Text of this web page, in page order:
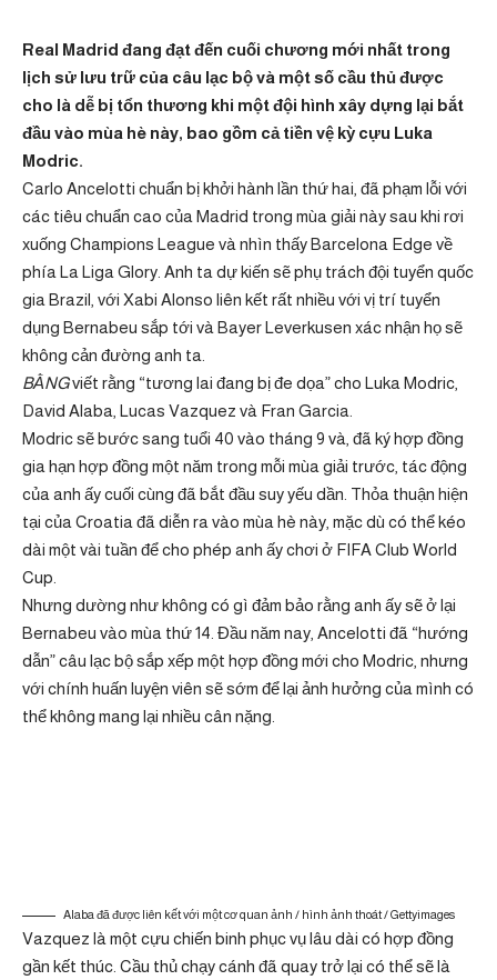
Real Madrid đang đạt đến cuối chương mới nhất trong
lịch sử lưu trữ của câu lạc bộ và một số cầu thủ được
cho là dễ bị tổn thương khi một đội hình xây dựng lại bắt
đầu vào mùa hè này, bao gồm cả tiền vệ kỳ cựu Luka
Modric.
Carlo Ancelotti chuẩn bị khởi hành lần thứ hai, đã phạm lỗi với
các tiêu chuẩn cao của Madrid trong mùa giải này sau khi rơi
xuống Champions League và nhìn thấy Barcelona Edge về
phía La Liga Glory. Anh ta dự kiến ​​sẽ phụ trách đội tuyển quốc
gia Brazil, với Xabi Alonso liên kết rất nhiều với vị trí tuyển
dụng Bernabeu sắp tới và Bayer Leverkusen xác nhận họ sẽ
không cản đường anh ta.
BẰNGviết rằng “tương lai đang bị đe dọa” cho Luka Modric,
David Alaba, Lucas Vazquez và Fran Garcia.
Modric sẽ bước sang tuổi 40 vào tháng 9 và, đã ký hợp đồng
gia hạn hợp đồng một năm trong mỗi mùa giải trước, tác động
của anh ấy cuối cùng đã bắt đầu suy yếu dần. Thỏa thuận hiện
tại của Croatia đã diễn ra vào mùa hè này, mặc dù có thể kéo
dài một vài tuần để cho phép anh ấy chơi ở FIFA Club World
Cup.
Nhưng dường như không có gì đảm bảo rằng anh ấy sẽ ở lại
Bernabeu vào mùa thứ 14. Đầu năm nay, Ancelotti đã “hướng
dẫn” câu lạc bộ sắp xếp một hợp đồng mới cho Modric, nhưng
với chính huấn luyện viên sẽ sớm để lại ảnh hưởng của mình có
thể không mang lại nhiều cân nặng.
Alaba đã được liên kết với một cơ quan ảnh / hình ảnh thoát / Gettyimages
Vazquez là một cựu chiến binh phục vụ lâu dài có hợp đồng
gần kết thúc. Cầu thủ chạy cánh đã quay trở lại có thể sẽ là